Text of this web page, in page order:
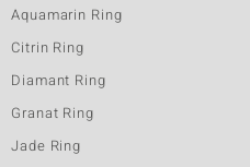
Aquamarin Ring
Citrin Ring
Diamant Ring
Granat Ring
Jade Ring